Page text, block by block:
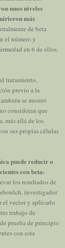
unos niveles
más
de beta
el número y
en 6 de ellos.
tratamiento,
previo a la
se mostró
consideran que
más allá de los
sus propias células
puede reducir o
con beta-
los resultados de
investigador
el vector y aplicarlo
trabajo de
prueba de principio
con esta